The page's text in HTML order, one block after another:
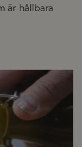
är hållbara